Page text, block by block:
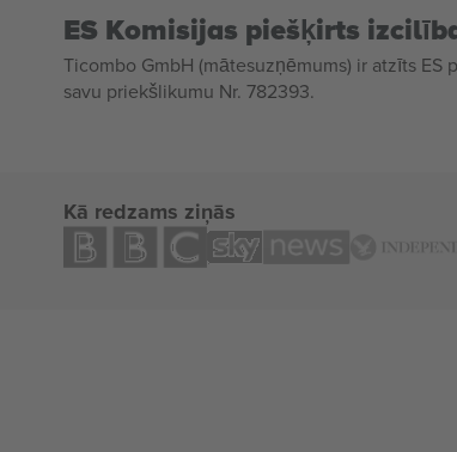
ES Komisijas piešķirts
Ticombo GmbH (mātesuzņēmums) ir atzīts
savu priekšlikumu Nr. 782393.
Kā redzams ziņās